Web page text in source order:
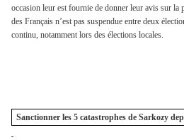
occasion leur est fournie de donner leur avis sur
des Français n’est pas suspendue entre deux
continu, notamment lors des élections locales.
Sanctionner les 5 catastrophes de Sarkozy